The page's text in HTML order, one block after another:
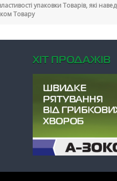
упаковки Товарів, які
Товару
ХIТ ПРОДАЖІВ